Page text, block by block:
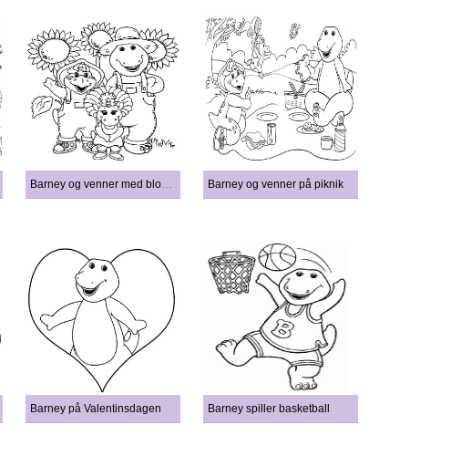
Barney og venner med blomster Barney og venner på piknik
Barney på Valentinsdagen Barney spiller basketball